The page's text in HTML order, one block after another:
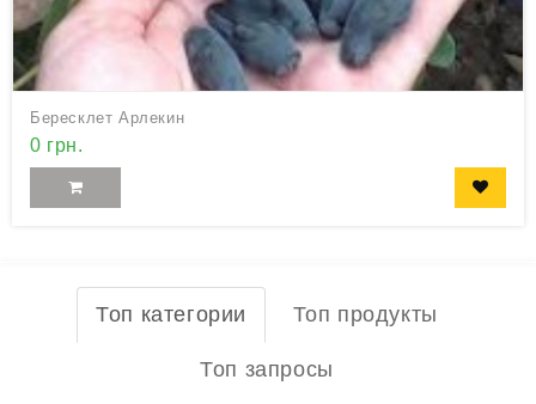
Бересклет Арлекин
0 грн.
Топ категории Топ продукты
Топ запросы